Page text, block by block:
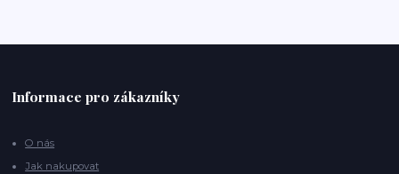
Informace pro zákazníky
O nás
Jak nakupovat